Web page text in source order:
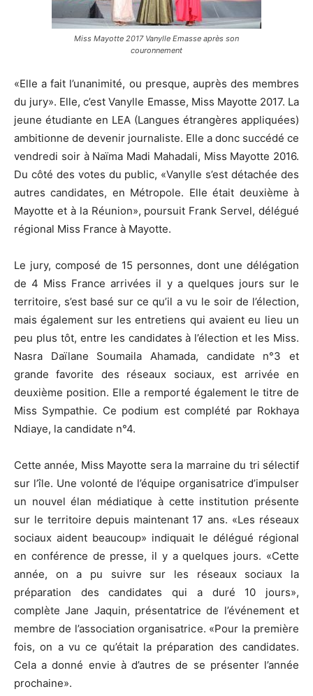
Miss Mayotte 2017 Vanylle Emasse après son
couronnement
«Elle a fait l’unanimité, ou presque, auprès des membres
du jury». Elle, c’est Vanylle Emasse, Miss Mayotte 2017. La
jeune étudiante en LEA (Langues étrangères appliquées)
ambitionne de devenir journaliste. Elle a donc succédé ce
vendredi soir à Naïma Madi Mahadali, Miss Mayotte 2016.
Du côté des votes du public, «Vanylle s’est détachée des
autres candidates, en Métropole. Elle était deuxième à
Mayotte et à la Réunion», poursuit Frank Servel, délégué
régional Miss France à Mayotte.
Le jury, composé de 15 personnes, dont une délégation
de 4 Miss France arrivées il y a quelques jours sur le
territoire, s’est basé sur ce qu’il a vu le soir de l’élection,
mais également sur les entretiens qui avaient eu lieu un
peu plus tôt, entre les candidates à l’élection et les Miss.
Nasra Daïlane Soumaila Ahamada, candidate n°3 et
grande favorite des réseaux sociaux, est arrivée en
deuxième position. Elle a remporté également le titre de
Miss Sympathie. Ce podium est complété par Rokhaya
Ndiaye, la candidate n°4.
Cette année, Miss Mayotte sera la marraine du tri sélectif
sur l’île. Une volonté de l’équipe organisatrice d’impulser
un nouvel élan médiatique à cette institution présente
sur le territoire depuis maintenant 17 ans. «Les réseaux
sociaux aident beaucoup» indiquait le délégué régional
en conférence de presse, il y a quelques jours. «Cette
année, on a pu suivre sur les réseaux sociaux la
préparation des candidates qui a duré 10 jours»,
complète Jane Jaquin, présentatrice de l’événement et
membre de l’association organisatrice. «Pour la première
fois, on a vu ce qu’était la préparation des candidates.
Cela a donné envie à d’autres de se présenter l’année
prochaine».